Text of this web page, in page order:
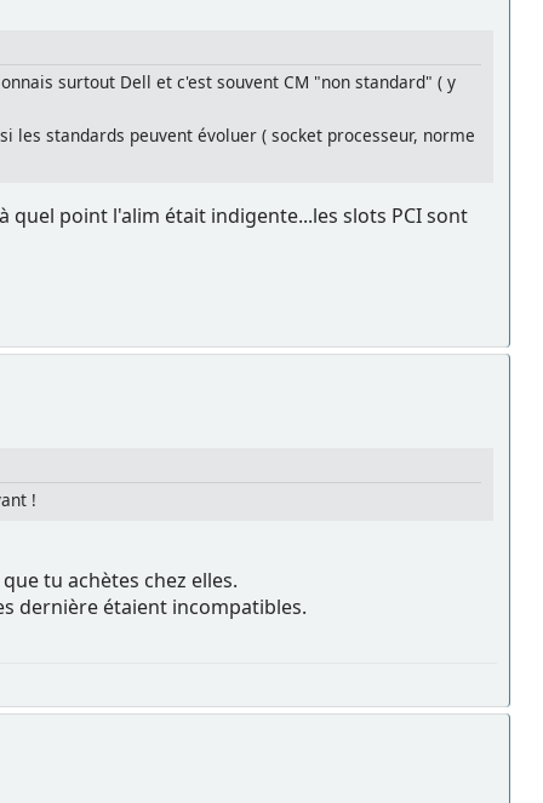
surtout Dell et c'est souvent CM "non standard" ( y
standards peuvent évoluer ( socket processeur, norme
quel point l'alim était indigente...les slots PCI sont
!
tu achètes chez elles.
dernière étaient incompatibles.